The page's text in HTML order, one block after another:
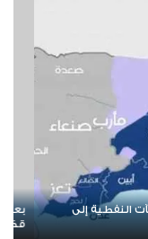
إعادة قراءة